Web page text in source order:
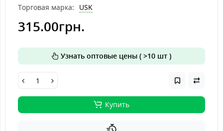
Торговая марка:
USK
315.00грн.
Узнать оптовые цены ( >10 шт )
Купить